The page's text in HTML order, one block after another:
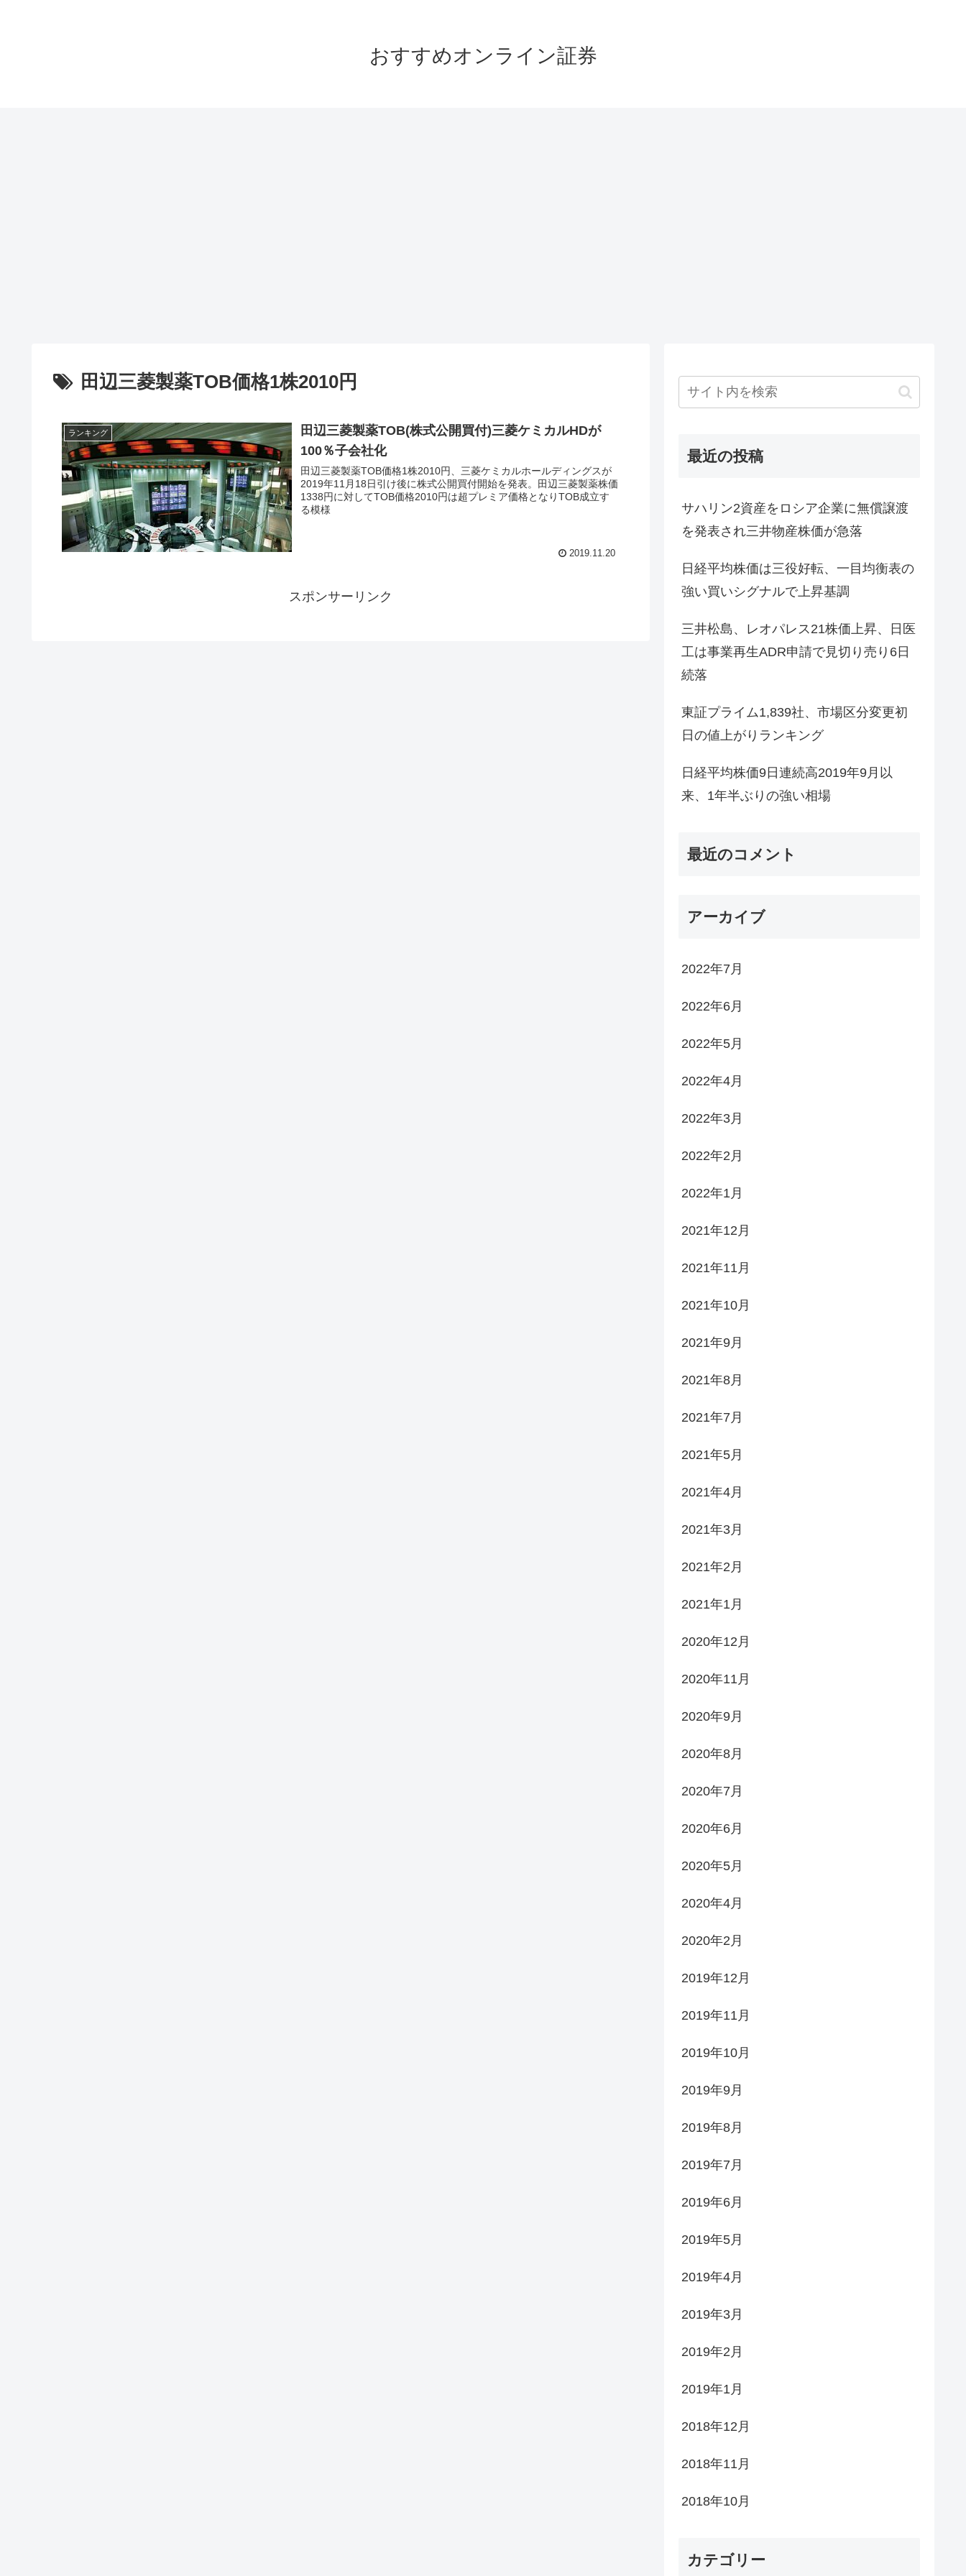
おすすめオンライン証券
田辺三菱製薬TOB価格1株2010円
ランキング
田辺三菱製薬TOB(株式公開買付)三菱ケミカルHDが
100％子会社化
田辺三菱製薬TOB価格1株2010円、三菱ケミカルホールディングスが
2019年11月18日引け後に株式公開買付開始を発表。田辺三菱製薬株価
1338円に対してTOB価格2010円は超プレミア価格となりTOB成立す
る模様
2019.11.20
スポンサーリンク
最近の投稿
サハリン2資産をロシア企業に無償譲渡
を発表され三井物産株価が急落
日経平均株価は三役好転、一目均衡表の
強い買いシグナルで上昇基調
三井松島、レオパレス21株価上昇、日医
工は事業再生ADR申請で見切り売り6日
続落
東証プライム1,839社、市場区分変更初
日の値上がりランキング
日経平均株価9日連続高2019年9月以
来、1年半ぶりの強い相場
最近のコメント
アーカイブ
2022年7月
2022年6月
2022年5月
2022年4月
2022年3月
2022年2月
2022年1月
2021年12月
2021年11月
2021年10月
2021年9月
2021年8月
2021年7月
2021年5月
2021年4月
2021年3月
2021年2月
2021年1月
2020年12月
2020年11月
2020年9月
2020年8月
2020年7月
2020年6月
2020年5月
2020年4月
2020年2月
2019年12月
2019年11月
2019年10月
2019年9月
2019年8月
2019年7月
2019年6月
2019年5月
2019年4月
2019年3月
2019年2月
2019年1月
2018年12月
2018年11月
2018年10月
カテゴリー